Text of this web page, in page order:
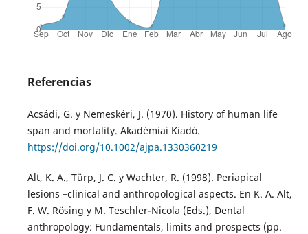
Referencias
Acsádi, G. y Nemeskéri, J. (1970). History of human life
span and mortality. Akadémiai Kiadó.
https://doi.org/10.1002/ajpa.1330360219
Alt, K. A., Türp, J. C. y Wachter, R. (1998). Periapical
lesions –clinical and anthropological aspects. En K. A. Alt,
F. W. Rösing y M. Teschler-Nicola (Eds.), Dental
anthropology: Fundamentals, limits and prospects (pp.